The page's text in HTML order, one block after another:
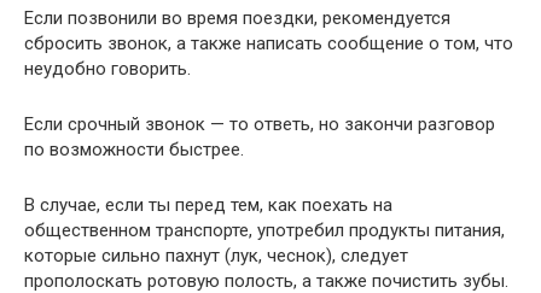
Если позвонили во время поездки, рекомендуется
сбросить звонок, а также написать сообщение о том, что
неудобно говорить.
Если срочный звонок — то ответь, но закончи разговор
по возможности быстрее.
В случае, если ты перед тем, как поехать на
общественном транспорте, употребил продукты питания,
которые сильно пахнут (лук, чеснок), следует
прополоскать ротовую полость, а также почистить зубы.